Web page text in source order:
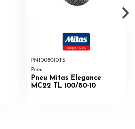
PN1008010TS
Pneu
Pneu Mitas Elegance
MC22 TL 100/80-10